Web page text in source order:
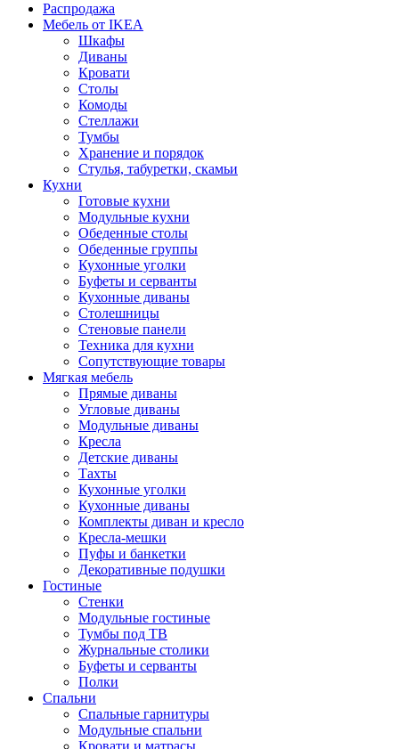
Распродажа
Мебель от IKEA
Шкафы
Диваны
Кровати
Столы
Комоды
Стеллажи
Тумбы
Хранение и порядок
Стулья, табуретки, скамьи
Кухни
Готовые кухни
Модульные кухни
Обеденные столы
Обеденные группы
Кухонные уголки
Буфеты и серванты
Кухонные диваны
Столешницы
Стеновые панели
Техника для кухни
Сопутствующие товары
Мягкая мебель
Прямые диваны
Угловые диваны
Модульные диваны
Кресла
Детские диваны
Тахты
Кухонные уголки
Кухонные диваны
Комплекты диван и кресло
Кресла-мешки
Пуфы и банкетки
Декоративные подушки
Гостиные
Стенки
Модульные гостиные
Тумбы под ТВ
Журнальные столики
Буфеты и серванты
Полки
Спальни
Спальные гарнитуры
Модульные спальни